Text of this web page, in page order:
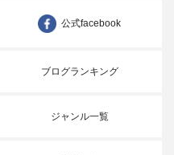
公式facebook
ブログランキング
ジャンル一覧